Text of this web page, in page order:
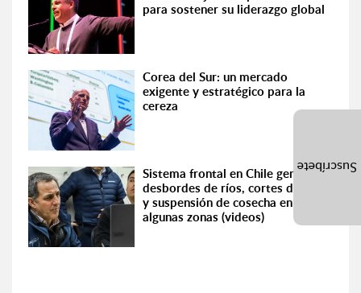
para sostener su liderazgo global
Corea del Sur: un mercado
exigente y estratégico para la
cereza
Sistema frontal en Chile genera
desbordes de ríos, cortes de rutas
y suspensión de cosecha en
algunas zonas (videos)
Suscríbete